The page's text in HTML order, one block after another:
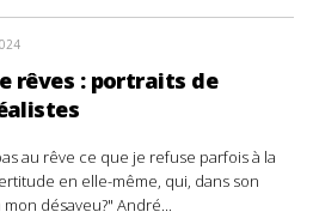
rêves : portraits de
au rêve ce que je refuse parfois à la
en elle-même, qui, dans son
désaveu?" André...